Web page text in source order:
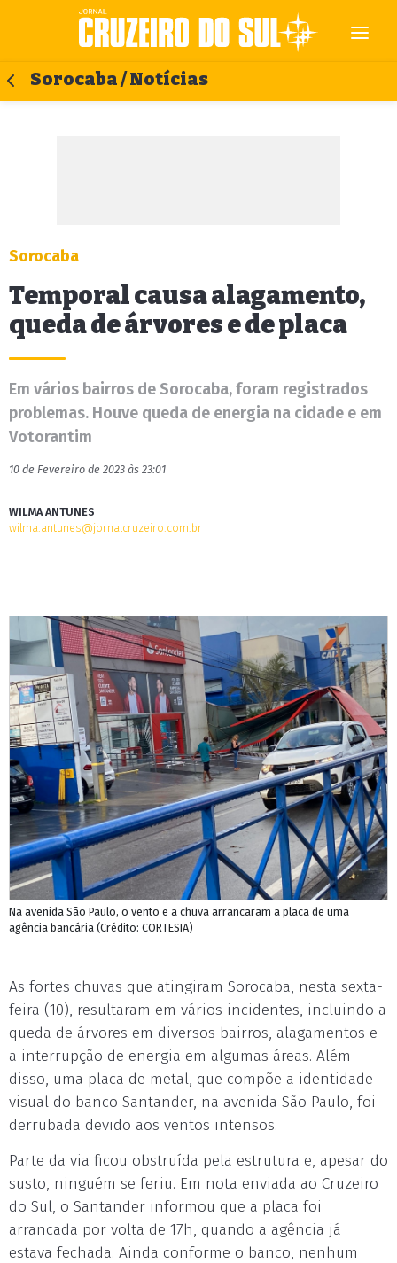
Sorocaba / Notícias
Sorocaba
Temporal causa alagamento,
queda de árvores e de placa
Em vários bairros de Sorocaba, foram registrados
problemas. Houve queda de energia na cidade e em
Votorantim
10 de Fevereiro de 2023 às 23:01
WILMA ANTUNES
wilma.antunes@jornalcruzeiro.com.br
Na avenida São Paulo, o vento e a chuva arrancaram a placa de uma
agência bancária (Crédito: CORTESIA)
As fortes chuvas que atingiram Sorocaba, nesta sexta-
feira (10), resultaram em vários incidentes, incluindo a
queda de árvores em diversos bairros, alagamentos e
a interrupção de energia em algumas áreas. Além
disso, uma placa de metal, que compõe a identidade
visual do banco Santander, na avenida São Paulo, foi
derrubada devido aos ventos intensos.
Parte da via ficou obstruída pela estrutura e, apesar do
susto, ninguém se feriu. Em nota enviada ao Cruzeiro
do Sul, o Santander informou que a placa foi
arrancada por volta de 17h, quando a agência já
estava fechada. Ainda conforme o banco, nenhum